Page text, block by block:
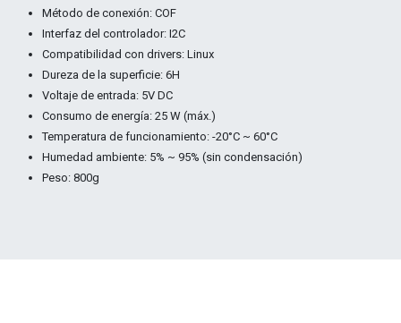
Método de conexión: COF
Interfaz del controlador: I2C
Compatibilidad con drivers: Linux
Dureza de la superficie: 6H
Voltaje de entrada: 5V DC
Consumo de energía: 25 W (máx.)
Temperatura de funcionamiento: -20°C ~ 60°C
Humedad ambiente: 5% ~ 95% (sin condensación)
Peso: 800g